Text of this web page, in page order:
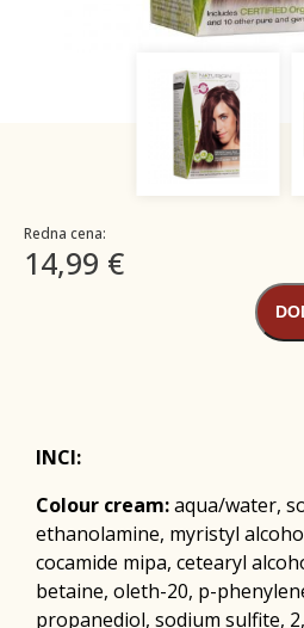
Redna cena:
14,99 €
INCI:
Colour cream:aqua/water,
ethanolamine, myristyl
cocamide mipa, cetearyl
betaine, oleth-20, p-
propanediol, sodium sulfite,